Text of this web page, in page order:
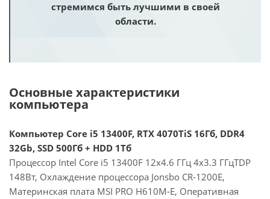
стремимся быть лучшими в своей
области.
Основные характеристики
компьютера
Компьютер Core i5 13400F, RTX 4070TiS 16Гб, DDR4
32Gb, SSD 500Гб + HDD 1Тб
Процессор Intel Core i5 13400F 12x4.6 ГГц 4x3.3 ГГцTDP
148Вт, Охлаждение процессора Jonsbo CR-1200E,
Материнская плата MSI PRO H610M-E, Оперативная